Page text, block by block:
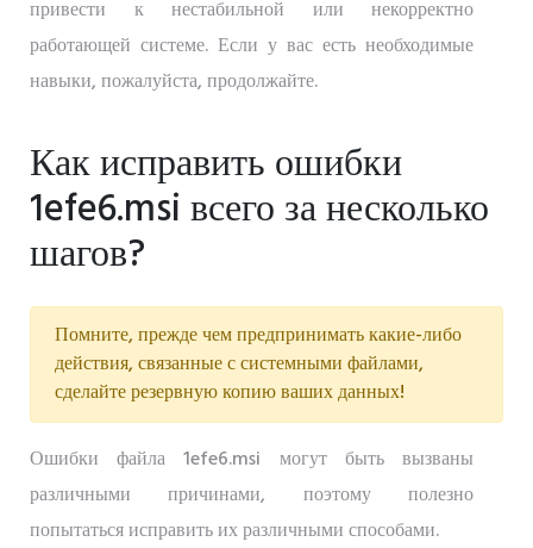
привести к нестабильной или некорректно
работающей системе. Если у вас есть необходимые
навыки, пожалуйста, продолжайте.
Как исправить ошибки
1efe6.msi всего за несколько
шагов?
Помните, прежде чем предпринимать какие-либо
действия, связанные с системными файлами,
сделайте резервную копию ваших данных!
Ошибки файла 1efe6.msi могут быть вызваны
различными причинами, поэтому полезно
попытаться исправить их различными способами.